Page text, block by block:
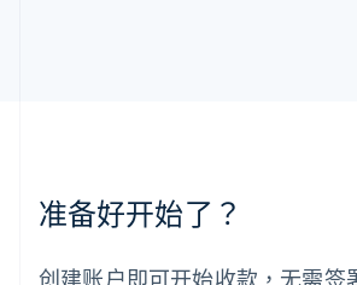
准备好开始了？
创建账户即可开始收款，无需签
挪威
葡萄牙